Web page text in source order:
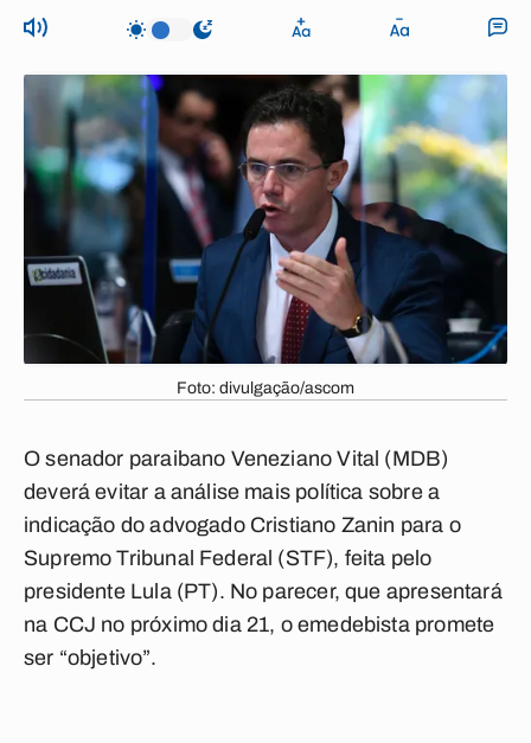
Foto: divulgação/ascom
O senador paraibano Veneziano Vital (MDB)
deverá evitar a análise mais política sobre a
indicação do advogado Cristiano Zanin para o
Supremo Tribunal Federal (STF), feita pelo
presidente Lula (PT). No parecer, que apresentará
na CCJ no próximo dia 21, o emedebista promete
ser “objetivo”.